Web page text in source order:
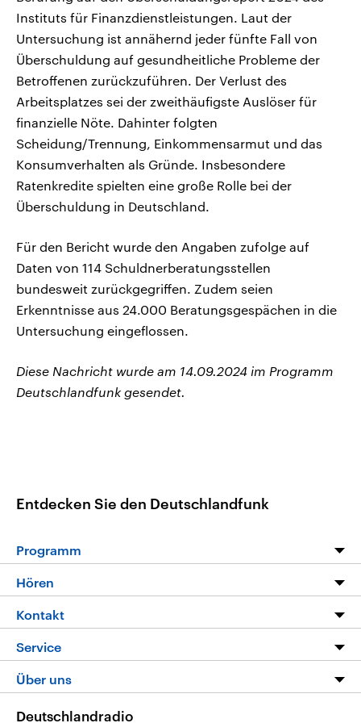
Instituts für Finanzdienstleistungen. Laut der
Untersuchung ist annähernd jeder fünfte Fall von
Überschuldung auf gesundheitliche Probleme der
Betroffenen zurückzuführen. Der Verlust des
Arbeitsplatzes sei der zweithäufigste Auslöser für
finanzielle Nöte. Dahinter folgten
Scheidung/Trennung, Einkommensarmut und das
Konsumverhalten als Gründe. Insbesondere
Ratenkredite spielten eine große Rolle bei der
Überschuldung in Deutschland.
Für den Bericht wurde den Angaben zufolge auf
Daten von 114 Schuldnerberatungsstellen
bundesweit zurückgegriffen. Zudem seien
Erkenntnisse aus 24.000 Beratungsgespächen in die
Untersuchung eingeflossen.
Diese Nachricht wurde am 14.09.2024 im Programm
Deutschlandfunk gesendet.
Entdecken Sie den Deutschlandfunk
Programm
Programm
Die Nachrichten
Nachrichtenleicht
Neue Beiträge auf dlf.de
Hören
Livestream
Podcasts
Deutschlandfunk App
Nachrichten App
Kontakt
Hörerservice
Service
FAQ
Über uns
Deutschlandradio